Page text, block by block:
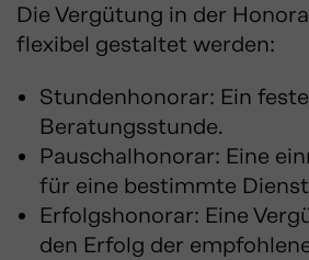
Die Vergütung in der
flexibel gestaltet werden:
Stundenhonorar: Ein
Beratungsstunde.
Pauschalhonorar: Eine
für eine bestimmte
Erfolgshonorar: Eine
den Erfolg der